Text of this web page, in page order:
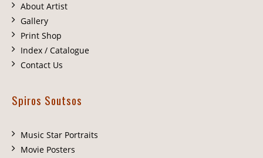
About Artist
Gallery
Print Shop
Index / Catalogue
Contact Us
Spiros Soutsos
Music Star Portraits
Movie Posters